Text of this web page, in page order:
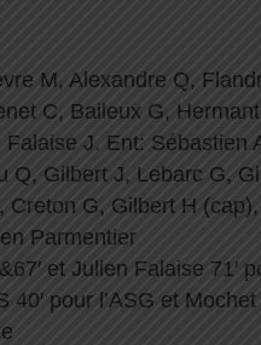
M, Alexandre Q,
C, Baileux G,
J. Ent: Sébastien
Q, Gilbert J, Lebarc G,
Creton G, Gilbert H
Parmentier
et Julien Falaise 71′
pour l’ASG et Mochet